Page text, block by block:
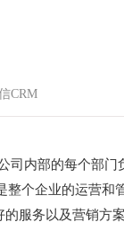
进装修行业往
通过数字化方
享受个性化的
CRM
司内部的每个部
整个企业的运营
的服务以及营销方